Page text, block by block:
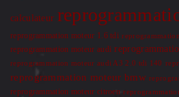
calculateur
reprogrammation moteur 1.6 tdi
reprogrammation moteur audi
reprogrammation moteur audi A3 2.0 tdi 140
reprogrammation moteur bmw
reprogrammation moteur citroen